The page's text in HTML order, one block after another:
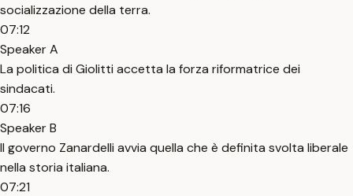
socializzazione della terra.
07:12
Speaker A
La politica di Giolitti accetta la forza riformatrice dei
sindacati.
07:16
Speaker B
Il governo Zanardelli avvia quella che è definita svolta liberale
nella storia italiana.
07:21